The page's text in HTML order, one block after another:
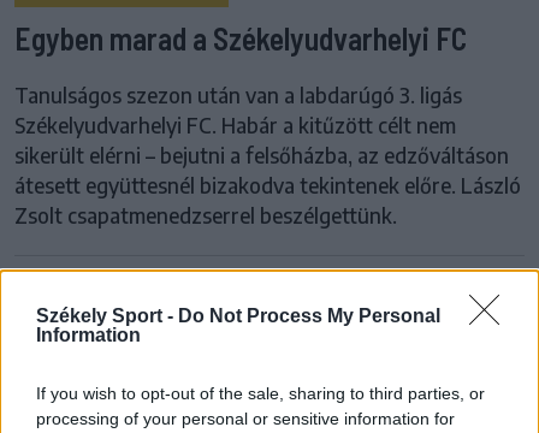
Székely Sport - Do Not Process My Personal
Information
If you wish to opt-out of the sale, sharing to third parties, or
processing of your personal or sensitive information for
Egyben marad a Székelyudvarhelyi FC
Tanulságos szezon után van a labdarúgó 3. ligás
Székelyudvarhelyi FC. Habár a kitűzött célt nem
sikerült elérni – bejutni a felsőházba, az edzőváltáson
átesett együttesnél bizakodva tekintenek előre. László
Zsolt csapatmenedzserrel beszélgettünk.